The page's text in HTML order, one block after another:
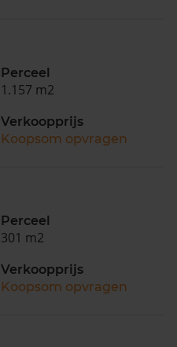
Perceel
1.157 m2
Verkoopprijs
Koopsom opvragen
Perceel
301 m2
Verkoopprijs
Koopsom opvragen